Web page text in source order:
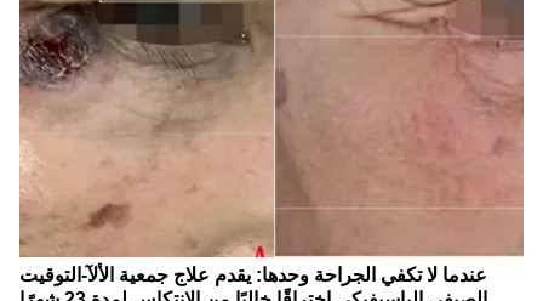
عندما لا تكفي الجراحة وحدها: يقدم علاج جمعية الألآ-التوقيت